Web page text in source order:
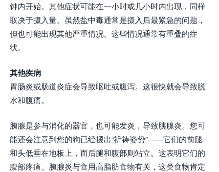
钟内开始。其他症状可能在一小时或几小时内出现，同样
取决于摄入量。虽然盐中毒通常是摄入后最紧急的问题，
但也可能出现其他严重情况。这些情况通常有重叠的症
状。
其他疾病
胃肠炎或肠道炎症会导致呕吐或腹泻。这很快就会导致脱
水和腹痛。
胰腺是参与消化的器官，也可能发炎，导致胰腺炎。您可
能还会注意到您的狗已经摆出“祈祷姿势”——它们的前腿
和头低垂在地板上，而后腿和腹部则站立。这表明它们的
腹部疼痛。胰腺炎与食用高脂肪食物有关，这类食物肯定